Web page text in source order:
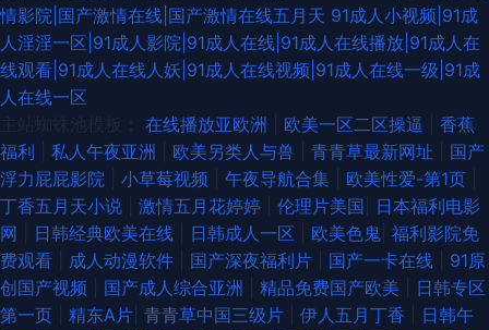
情影院|国产激情在线|国产激情在线五月天 91成人小视频|91成
人淫淫一区|91成人影院|91成人在线|91成人在线播放|91成人在
线观看|91成人在线人妖|91成人在线视频|91成人在线一级|91成
人在线一区
在线播放亚欧洲 欧美一区二区操逼
香蕉
福利
私人午夜亚洲 欧美另类人与兽 青青草最新网址
国产
浮力屁屁影院
小草莓视频 午夜导航合集 欧美性爱-第1页
丁香五月天小说
激情五月花婷婷 伦理片美国
日本福利电影
网
日韩经典欧美在线 日韩成人一区 欧美色鬼 福利影院免
费观看
成人动漫软件 国产深夜福利片 国产一卡在线
91原
创国产视频
国产成人综合亚洲 精品免费国产欧美
日韩专区
第一页
精东A片 青青草中国三级片 伊人五月丁香
日韩午